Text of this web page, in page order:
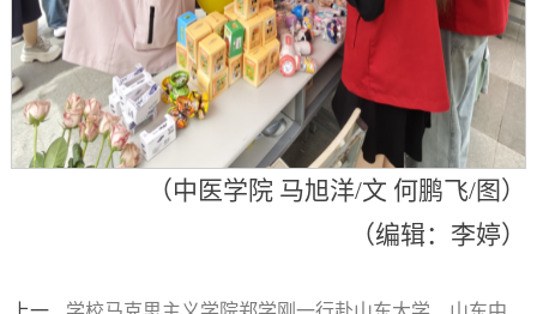
（中医学院 马旭洋/文 何鹏飞/图）
（编辑：李婷）